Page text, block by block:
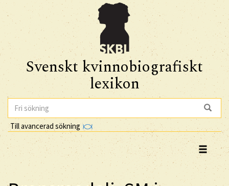
Svenskt kvinnobiografiskt
lexikon
Till avancerad sökning